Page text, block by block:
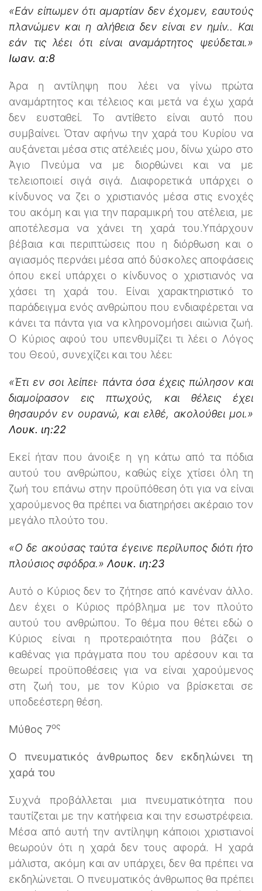
«Εάν είπωμεν ότι αμαρτίαν δεν έχομεν, εαυτούς
πλανώμεν και η αλήθεια δεν είναι εν ημίν.. Και
εάν τις λέει ότι είναι αναμάρτητος ψεύδεται.»
Ιωαν. α:8
Άρα η αντίληψη που λέει να γίνω πρώτα
αναμάρτητος και τέλειος και μετά να έχω χαρά
δεν ευσταθεί. Το αντίθετο είναι αυτό που
συμβαίνει. Όταν αφήνω την χαρά του Κυρίου να
αυξάνεται μέσα στις ατέλειές μου, δίνω χώρο στο
Άγιο Πνεύμα να με διορθώνει και να με
τελειοποιεί σιγά σιγά. Διαφορετικά υπάρχει ο
κίνδυνος να ζει ο χριστιανός μέσα στις ενοχές
του ακόμη και για την παραμικρή του ατέλεια, με
αποτέλεσμα να χάνει τη χαρά του.Υπάρχουν
βέβαια και περιπτώσεις που η διόρθωση και ο
αγιασμός περνάει μέσα από δύσκολες αποφάσεις
όπου εκεί υπάρχει ο κίνδυνος ο χριστιανός να
χάσει τη χαρά του. Είναι χαρακτηριστικό το
παράδειγμα ενός ανθρώπου που ενδιαφέρεται να
κάνει τα πάντα για να κληρονομήσει αιώνια ζωή.
Ο Κύριος αφού του υπενθυμίζει τι λέει ο Λόγος
του Θεού, συνεχίζει και του λέει:
«Έτι εν σοι λείπει· πάντα όσα έχεις πώλησον και
διαμοίρασον εις πτωχούς, και θέλεις έχει
θησαυρόν εν ουρανώ, και ελθέ, ακολούθει μοι.»
Λουκ. ιη:22
Εκεί ήταν που άνοιξε η γη κάτω από τα πόδια
αυτού του ανθρώπου, καθώς είχε χτίσει όλη τη
ζωή του επάνω στην προϋπόθεση ότι για να είναι
χαρούμενος θα πρέπει να διατηρήσει ακέραιο τον
μεγάλο πλούτο του.
«Ο δε ακούσας ταύτα έγεινε περίλυπος διότι ήτο
πλούσιος σφόδρα.» Λουκ. ιη:23
Αυτό ο Κύριος δεν το ζήτησε από κανέναν άλλο.
Δεν έχει ο Κύριος πρόβλημα με τον πλούτο
αυτού του ανθρώπου. Το θέμα που θέτει εδώ ο
Κύριος είναι η προτεραιότητα που βάζει ο
καθένας για πράγματα που του αρέσουν και τα
θεωρεί προϋποθέσεις για να είναι χαρούμενος
στη ζωή του, με τον Κύριο να βρίσκεται σε
υποδεέστερη θέση.
Μύθος 7ος
Ο πνευματικός άνθρωπος δεν εκδηλώνει τη
χαρά του
Συχνά προβάλλεται μια πνευματικότητα που
ταυτίζεται με την κατήφεια και την εσωστρέφεια.
Μέσα από αυτή την αντίληψη κάποιοι χριστιανοί
θεωρούν ότι η χαρά δεν τους αφορά. Η χαρά
μάλιστα, ακόμη και αν υπάρχει, δεν θα πρέπει να
εκδηλώνεται. Ο πνευματικός άνθρωπος θα πρέπει